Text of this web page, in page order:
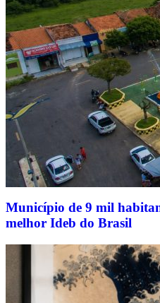
Município de 9 mil
melhor Ideb do Brasil